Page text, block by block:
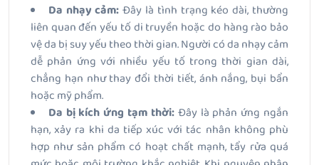
Da nhạy cảm: Đây là tình trạng kéo dài, thường
liên quan đến yếu tố di truyền hoặc do hàng rào bảo
vệ da bị suy yếu theo thời gian. Người có da nhạy cảm
dễ phản ứng với nhiều yếu tố trong thời gian dài,
chẳng hạn như thay đổi thời tiết, ánh nắng, bụi bẩn
hoặc mỹ phẩm.
Da bị kích ứng tạm thời:Đây là phản ứng ngắn
hạn, xảy ra khi da tiếp xúc với tác nhân không phù
hợp như sản phẩm có hoạt chất mạnh, tẩy rửa quá